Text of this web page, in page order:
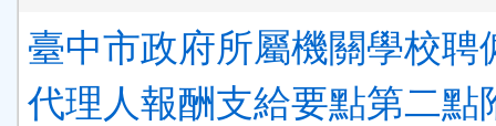
臺中市政府所屬機關學校聘
代理人報酬支給要點第二點